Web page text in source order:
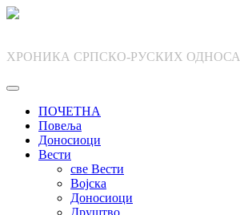
Skip
ХРОНИКА СРПСКО-РУСКИХ ОДНОСА
ПОЧЕТНА
Повеља
Доносиоци
Вести
све Вести
Војска
Доносиоци
Друштво